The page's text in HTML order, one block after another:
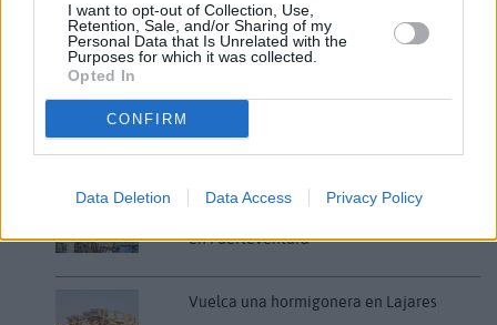
I want to opt-out of Collection, Use,
Retention, Sale, and/or Sharing of my
Personal Data that Is Unrelated with the
Purposes for which it was collected.
Opted In
CONFIRM
Data Deletion Data Access Privacy Policy
¿EN QUÉ MOMENTO DEJAMOS DE SER
HUMANOS?. Por Maite de Vera Cabrera
en Fuerteventura
Vuelca una hormigonera en Lajares